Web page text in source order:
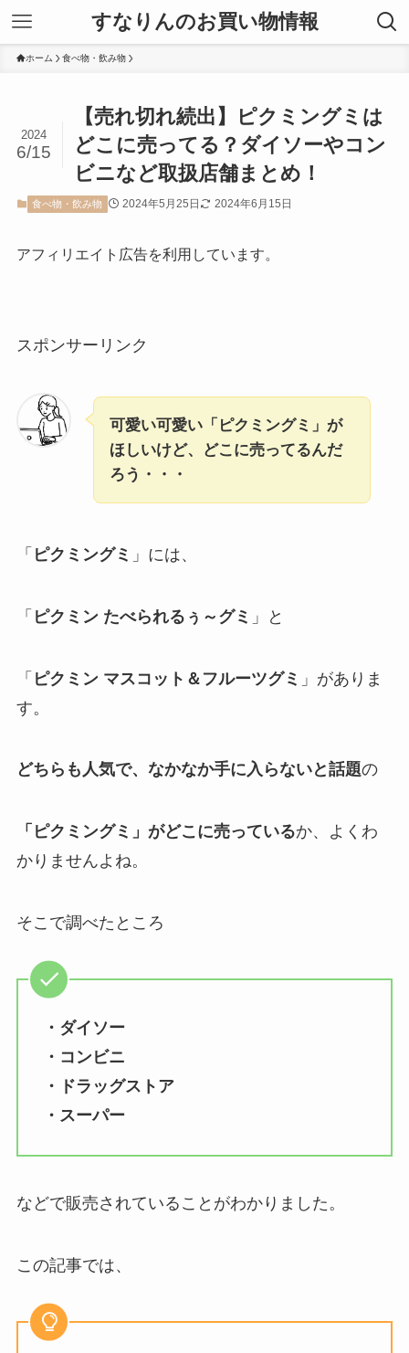
すなりんのお買い物情報
ホーム 食べ物・飲み物
【売れ切れ続出】ピクミングミは
どこに売ってる？ダイソーやコン
ビニなど取扱店舗まとめ！
2024
6/15
食べ物・飲み物 2024年5月25日 2024年6月15日
アフィリエイト広告を利用しています。
スポンサーリンク
可愛い可愛い「ピクミングミ」が
ほしいけど、どこに売ってるんだ
ろう・・・
「 ピクミングミ 」には、
「 ピクミン たべられるぅ～グミ 」と
「 ピクミン マスコット＆フルーツグミ 」がありま
す。
どちらも人気で、なかなか手に入らないと話題の
「ピクミングミ」がどこに売っているか、よくわ
かりませんよね。
そこで調べたところ
・ダイソー
・コンビニ
・ドラッグストア
・スーパー
などで販売されていることがわかりました。
この記事では、